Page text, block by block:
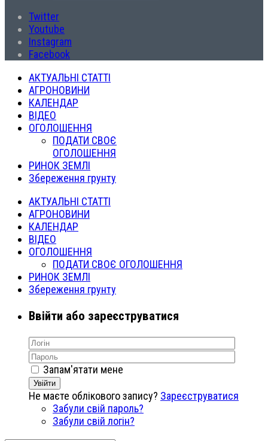
Twitter
Youtube
Instagram
Facebook
АКТУАЛЬНІ СТАТТІ
АГРОНОВИНИ
КАЛЕНДАР
ВІДЕО
ОГОЛОШЕННЯ
ПОДАТИ СВОЄ
ОГОЛОШЕННЯ
РИНОК ЗЕМЛІ
Збереження грунту
АКТУАЛЬНІ СТАТТІ
АГРОНОВИНИ
КАЛЕНДАР
ВІДЕО
ОГОЛОШЕННЯ
ПОДАТИ СВОЄ ОГОЛОШЕННЯ
РИНОК ЗЕМЛІ
Збереження грунту
Ввійти або зареєструватися
Запам'ятати мене
Увійти
Не маєте облікового запису? Зареєструватися
Забули свій пароль?
Забули свій логін?